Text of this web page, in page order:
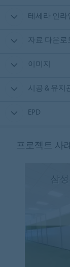
테세라 인라
자료 다운로
이미지
시공 & 유지
EPD
프로젝트 사
삼